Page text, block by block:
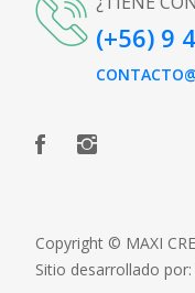
(+56) 9
Copyright © MAXI
Sitio desarrollado por: